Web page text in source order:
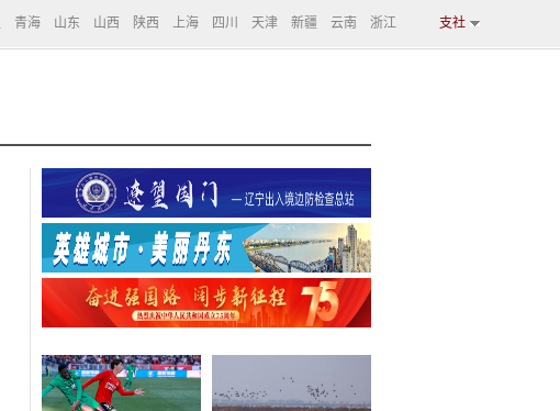
青海 山东 山西 陕西 上海 四川 天津 新疆 云南 浙江 支社